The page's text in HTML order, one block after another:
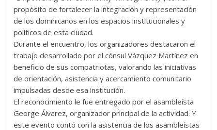
propósito de fortalecer la integración y representación
de los dominicanos en los espacios institucionales y
políticos de esta ciudad.
Durante el encuentro, los organizadores destacaron el
trabajo desarrollado por el cónsul Vázquez Martínez en
beneficio de sus compatriotas, valorando las iniciativas
de orientación, asistencia y acercamiento comunitario
impulsadas desde esa institución.
El reconocimiento le fue entregado por el asambleísta
George Álvarez, organizador principal de la actividad. Y
este evento contó con la asistencia de los asambleístas